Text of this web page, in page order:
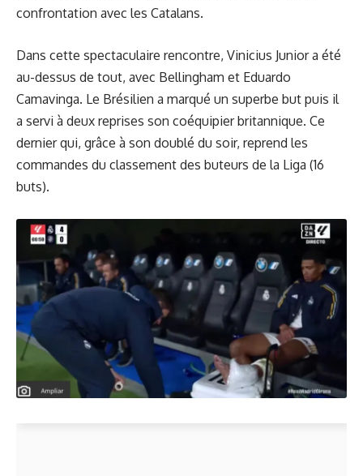
confrontation avec les Catalans.
Dans cette spectaculaire rencontre, Vinicius Junior a été
au-dessus de tout, avec Bellingham et Eduardo
Camavinga. Le Brésilien a marqué un superbe but puis il
a servi à deux reprises son coéquipier britannique. Ce
dernier qui, grâce à son doublé du soir, reprend les
commandes du classement des buteurs de la Liga (16
buts).